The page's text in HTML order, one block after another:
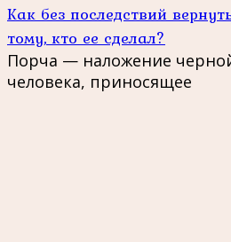
Как без последствий
тому, кто ее сделал?
Порча — наложение
человека, приносящее